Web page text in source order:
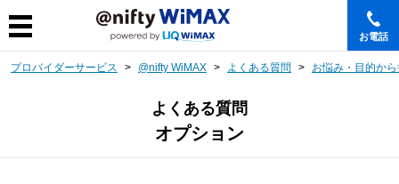
お電話
プロバイダーサービス @nifty WiMAX よくある質問 お悩み・目的か
よくある質問
オプション